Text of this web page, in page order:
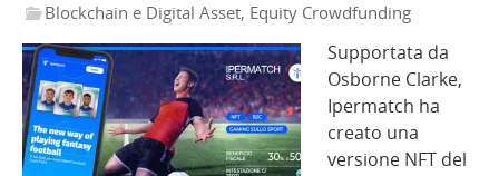
Blockchain e Digital Asset, Equity Crowdfunding
Supportata da
Osborne Clarke,
Ipermatch ha
creato una
versione NFT del